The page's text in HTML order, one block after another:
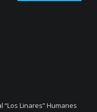
“Los Linares” Humanes